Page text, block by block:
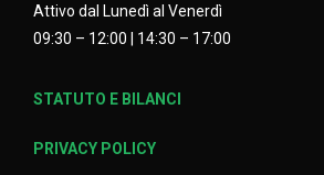
Attivo dal Lunedì al Venerdì
09:30 – 12:00 | 14:30 – 17:00
STATUTO E BILANCI
PRIVACY POLICY